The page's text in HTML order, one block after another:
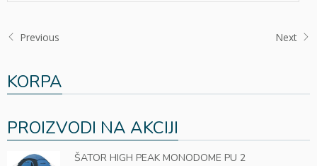
Previous Next
KORPA
PROIZVODI NA AKCIJI
ŠATOR HIGH PEAK MONODOME PU 2